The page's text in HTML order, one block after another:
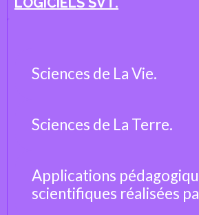
Sciences de La Vie.
Sciences de La Terre.
Applications
scientifiques réalisées